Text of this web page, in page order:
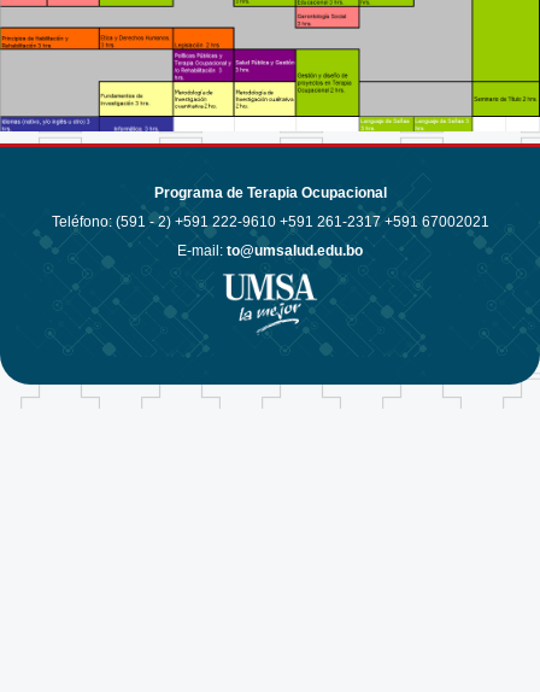
Programa de Terapia Ocupacional
Teléfono: (591 - 2) +591 222-9610 +591 261-2317 +591 67002021
E-mail: to@umsalud.edu.bo